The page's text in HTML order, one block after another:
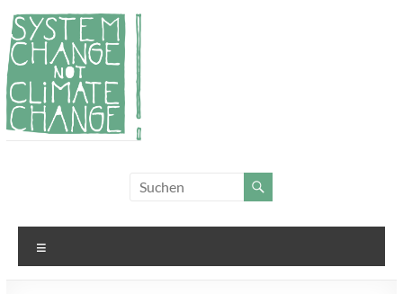
Zum
Inhalt
springen